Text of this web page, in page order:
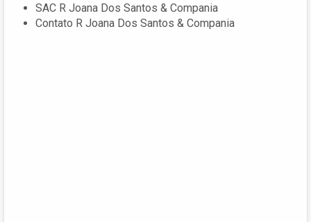
SAC R Joana Dos Santos & Compania
Contato R Joana Dos Santos & Compania